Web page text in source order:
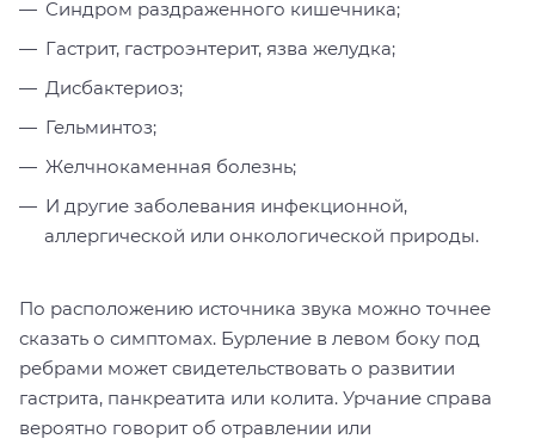
Синдром раздраженного кишечника;
Гастрит, гастроэнтерит, язва желудка;
Дисбактериоз;
Гельминтоз;
Желчнокаменная болезнь;
И другие заболевания инфекционной,
аллергической или онкологической природы.
По расположению источника звука можно точнее
сказать о симптомах. Бурление в левом боку под
ребрами может свидетельствовать о развитии
гастрита, панкреатита или колита. Урчание справа
вероятно говорит об отравлении или